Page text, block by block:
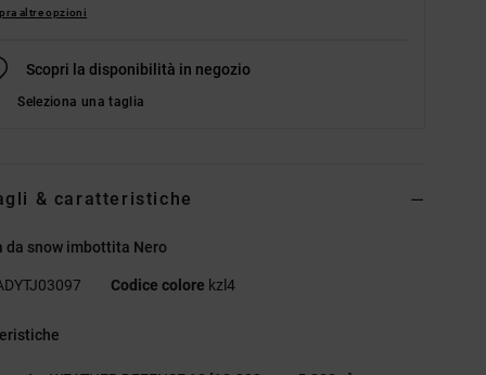
altre opzioni
Scopri la disponibilità in negozio
Seleziona una taglia
& caratteristiche
da snow imbottita Nero
Codice colore kzl4